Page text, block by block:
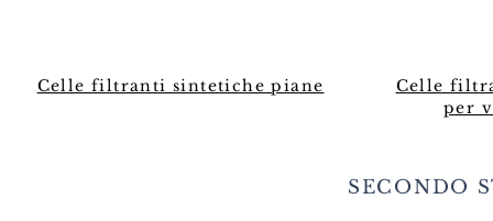
Celle filtranti sintetiche piane
Celle
per
SECONDO